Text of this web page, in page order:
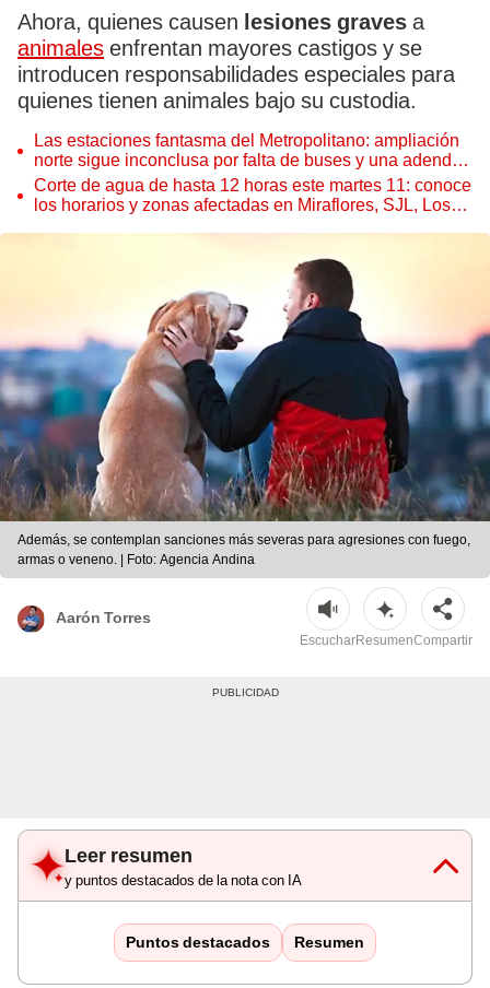
Ahora, quienes causen lesiones graves a
animales enfrentan mayores castigos y se
introducen responsabilidades especiales para
quienes tienen animales bajo su custodia.
Las estaciones fantasma del Metropolitano: ampliación
norte sigue inconclusa por falta de buses y una adenda
estancada
Corte de agua de hasta 12 horas este martes 11: conoce
los horarios y zonas afectadas en Miraflores, SJL, Los
Además, se contemplan sanciones más severas para agresiones con fuego,
armas o veneno. | Foto: Agencia Andina
Aarón Torres
EscucharResumenCompartir
Leer resumen
y puntos destacados de la nota con IA
Puntos destacados Resumen